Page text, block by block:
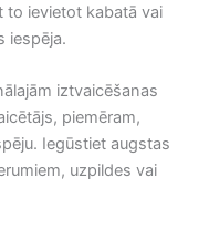
to ievietot kabatā vai
iespēja.
iztvaicēšanas
piemēram,
Iegūstiet augstas
uzpildes vai